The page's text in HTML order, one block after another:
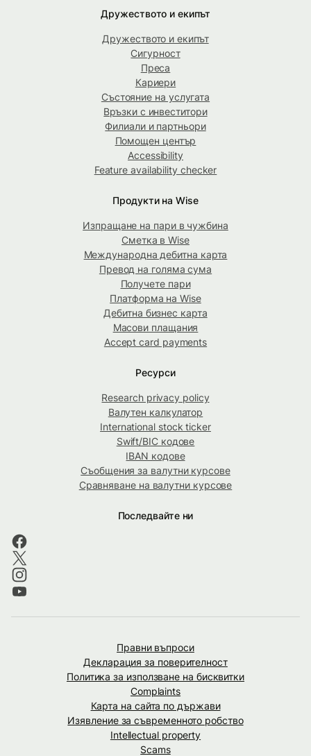
Дружеството и екипът
Дружеството и екипът
Сигурност
Преса
Кариери
Състояние на услугата
Връзки с инвеститори
Филиали и партньори
Помощен център
Accessibility
Feature availability checker
Продукти на Wise
Изпращане на пари в чужбина
Сметка в Wise
Международна дебитна карта
Превод на голяма сума
Получете пари
Платформа на Wise
Дебитна бизнес карта
Масови плащания
Accept card payments
Ресурси
Research privacy policy
Валутен калкулатор
International stock ticker
Swift/BIC кодове
IBAN кодове
Съобщения за валутни курсове
Сравняване на валутни курсове
Последвайте ни
Правни въпроси
Декларация за поверителност
Политика за използване на бисквитки
Complaints
Карта на сайта по държави
Изявление за съвременното робство
Intellectual property
Scams